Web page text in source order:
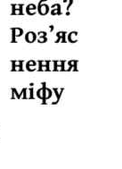
Розʼяс
нення
міфу